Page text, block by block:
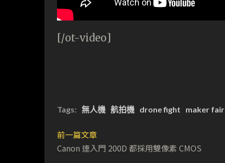
[/ot-video]
Tags: 無人機 航拍機 drone fight maker fair
前一篇文章
Canon 連入門 200D 都採用雙像素 CMOS